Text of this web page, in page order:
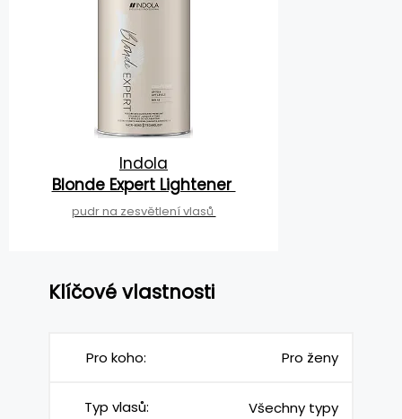
Indola
Blonde Expert Lightener
pudr na zesvětlení vlasů
Klíčové vlastnosti
Pro koho: Pro ženy
Typ vlasů: Všechny typy